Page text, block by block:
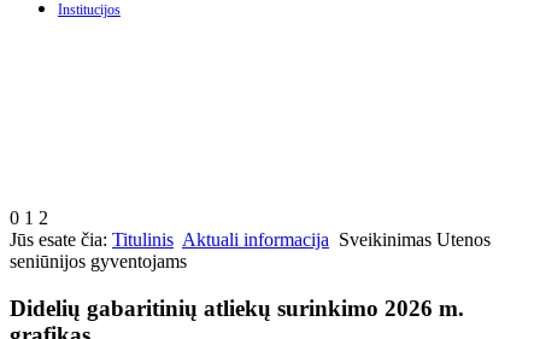
Institucijos
0 1 2
Jūs esate čia: Titulinis Aktuali informacija Sveikinimas Utenos
seniūnijos gyventojams
Didelių gabaritinių atliekų surinkimo 2026 m.